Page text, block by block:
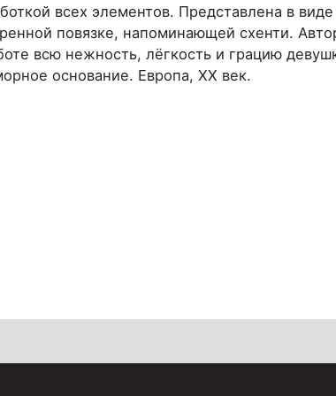
всех элементов. Представлена в
повязке, напоминающей схенти.
всю нежность, лёгкость и грацию
основание. Европа, ХХ век.